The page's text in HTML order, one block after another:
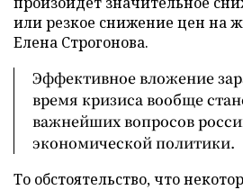
или резкое снижение цен на
Елена Строгонова.
Эффективное вложение
время кризиса вообще
важнейших вопросов
экономической политики.
То обстоятельство, что